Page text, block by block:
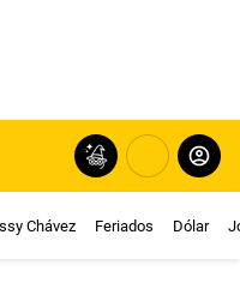
Chávez Feriados Dólar